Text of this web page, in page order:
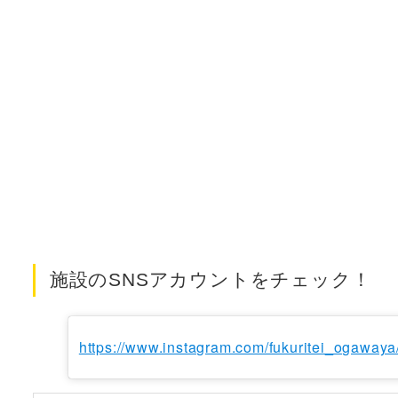
施設のSNSアカウントをチェック！
https://www.instagram.com/